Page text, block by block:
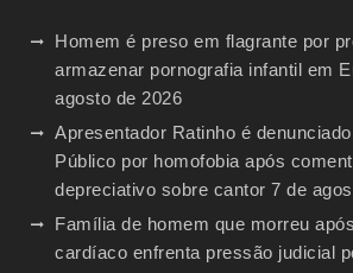
Homem é preso em flagrante por
armazenar pornografia infantil em
agosto de 2026
Apresentador Ratinho é
Público por homofobia após
depreciativo sobre cantor 7 de
Família de homem que morreu
cardíaco enfrenta pressão judicial